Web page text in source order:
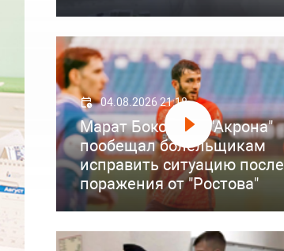
04.08.2026 21:18
Марат Бокоев из "Акрона"
пообещал болельщикам
исправить ситуацию после
поражения от "Ростова"